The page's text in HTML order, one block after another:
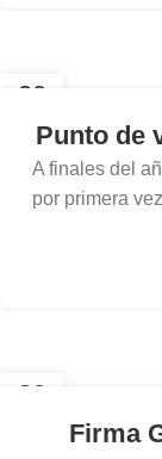
20
Punto de
A finales del
por primera
30
Firma